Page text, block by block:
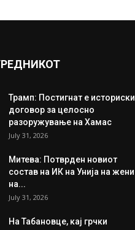
Трамп: Постигнат е историски
договор за целосно
разоружување на Хамас
July 31, 2026
Митева: Потврден новиот
состав на ИК на Унија на жени
на...
July 31, 2026
На Табановце, кај грчки